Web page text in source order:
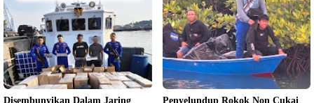
Disembunyikan Dalam Jaring
Penyelundup Rokok Non Cukai